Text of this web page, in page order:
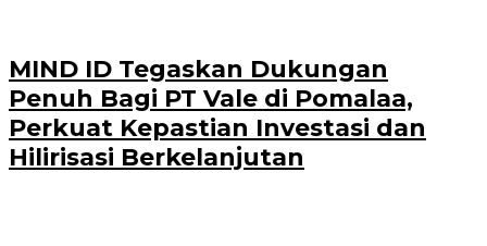
MIND ID Tegaskan Dukungan
Penuh Bagi PT Vale di Pomalaa,
Perkuat Kepastian Investasi dan
Hilirisasi Berkelanjutan